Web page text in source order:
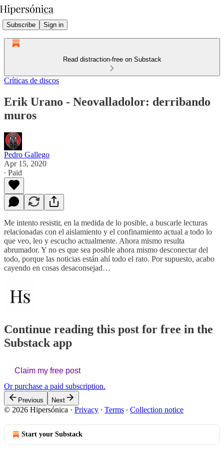
Subscribe Sign in
Read distraction-free on Substack
Críticas de discos
Erik Urano - Neovalladolor: derribando
muros
Pedro Gallego
Apr 15, 2020
∙ Paid
Me intento resistir, en la medida de lo posible, a buscarle lecturas
relacionadas con el aislamiento y el confinamiento actual a todo lo
que veo, leo y escucho actualmente. Ahora mismo resulta
abrumador. Y no es que sea posible ahora mismo desconectar del
todo, porque las noticias están ahí todo el rato. Por supuesto, acabo
cayendo en cosas desaconsejad…
Continue reading this post for free in the
Substack app
Claim my free post
Or purchase a paid subscription.
Previous Next
© 2026 Hipersónica · Privacy ∙ Terms ∙ Collection notice
Start your Substack